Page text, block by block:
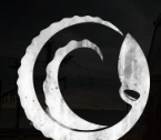
Aller
au
contenu